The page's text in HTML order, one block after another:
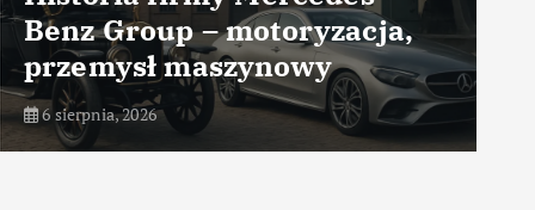
Metal laminowany – metal –
zastosowanie w przemyśle
6 sierpnia, 2026